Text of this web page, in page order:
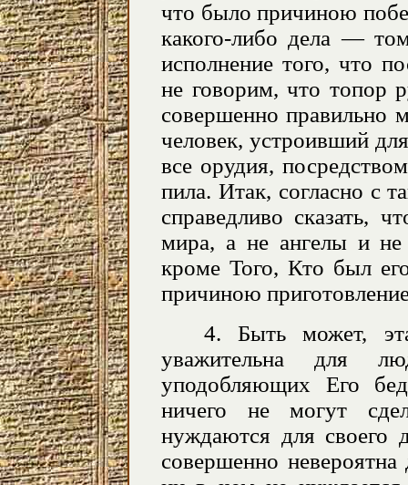
что было причиною
какого-либо дела —
исполнение того, что
не говорим, что топор
совершенно правильно
человек, устроивший
все орудия,
пила. Итак, согласно с
справедливо сказать,
мира, а не ангелы и не
кроме Того, Кто был
причиною
4. Быть может,
уважительна для
уподобляющих Его
ничего не могут
нуждаются для своего
совершенно